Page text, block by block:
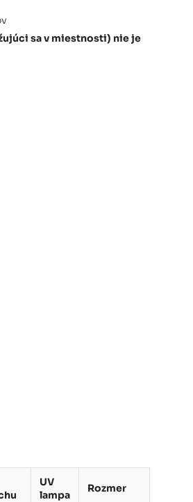
sa v miestnosti) nie je
UV
lampa
Rozmer